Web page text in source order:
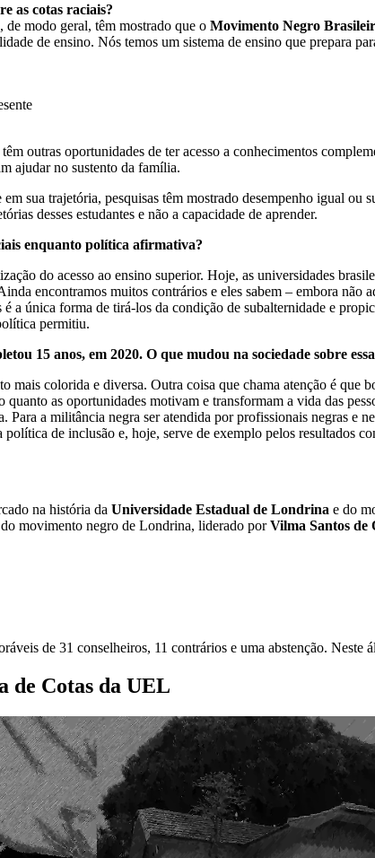
as cotas raciais?
de modo geral, têm mostrado que o Movimento Negro
de ensino. Nós temos um sistema de ensino que prepara
outras oportunidades de ter acesso a conhecimentos
ajudar no sustento da família.
sua trajetória, pesquisas têm mostrado desempenho igual ou
desses estudantes e não a capacidade de aprender.
enquanto política afirmativa?
do acesso ao ensino superior. Hoje, as universidades
encontramos muitos contrários e eles sabem – embora
é a única forma de tirá-los da condição de subalternidade e
permitiu.
15 anos, em 2020. O que mudou na sociedade sobre
mais colorida e diversa. Outra coisa que chama atenção é que
quanto as oportunidades motivam e transformam a vida das
Para a militância negra ser atendida por profissionais negras e
de inclusão e, hoje, serve de exemplo pelos resultados
na história da Universidade Estadual de Londrina e do
movimento negro de Londrina, liderado porVilma Santos de
de 31 conselheiros, 11 contrários e uma abstenção.
de Cotas da UEL